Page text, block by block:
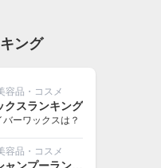
ング
容品・コスメ
クスランキング
ーワックスは？
容品・コスメ